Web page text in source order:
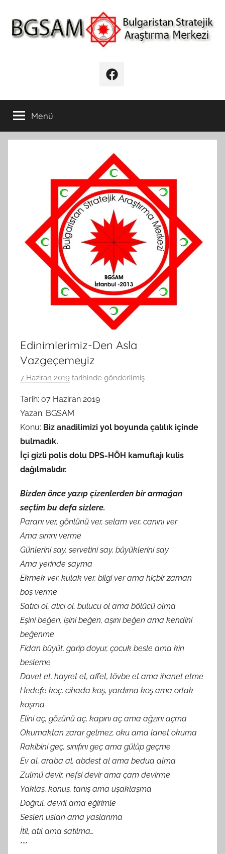
atla
Facebook
Menü
Edinimlerimiz-Den Asla
Vazgeçemeyiz
7 Haziran 2019 tarihinde gönderilmiş
M
a
f
n
a
Tarih: o7 Haziran 2019
Yazan: BGSAM
Konu: Biz anadilimizi yol boyunda çalılık içinde
bulmadık.
İçi gizli polis dolu DPS-HÖH kamuflajı kulis
dağılmalıdır.
Bizden önce yazıp çizenlerden bir armağan
seçtim bu defa sizlere.
Paranı ver, gönlünü ver, selam ver, canını ver
Ama sırrını verme
Günlerini say, servetini say, büyüklerini say
Ama yerinde sayma
Ekmek ver, kulak ver, bilgi ver ama hiçbir zaman
boş verme
Satıcı ol, alıcı ol, bulucu ol ama bölücü olma
Eşini beğen, işini beğen, aşını beğen ama kendini
beğenme
Fidan büyüt, garip doyur, çocuk besle ama kin
besleme
Davet et, hayret et, affet, tövbe et ama ihanet etme
Hedefe koç, cihada koş, yardıma koş ama ortak
koşma
Elini aç, gözünü aç, kapını aç ama ağzını açma
Okumaktan zarar gelmez, oku ama lanet okuma
Rakibini geç, sınıfını geç ama gülüp geçme
Ev al, araba al, abdest al ama bedua alma
Zulmü devir, nefsi devir ama çam devirme
Yaklaş, konuş, tanış ama uşaklaşma
Doğrul, devril ama eğirimle
Seslen uslan ama yaslanma
İtil, atıl ama satılma…
***